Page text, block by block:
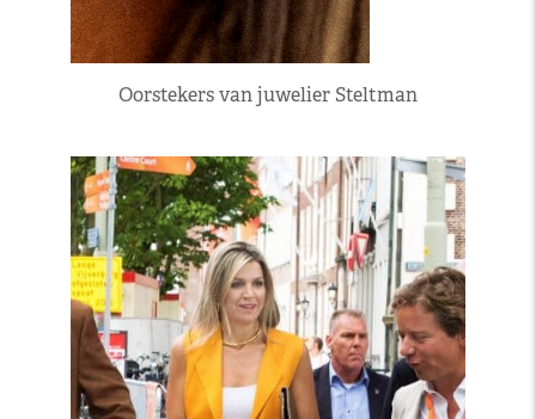
Oorstekers van juwelier Steltman